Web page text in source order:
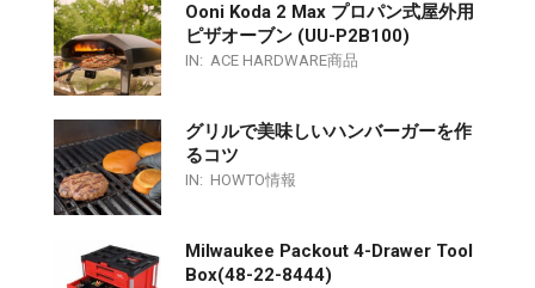
Ooni Koda 2 Max プロパン式屋外用
ピザオーブン (UU-P2B100)
IN: ACE HARDWARE商品
グリルで美味しいハンバーガーを作
るコツ
IN: HOWTO情報
Milwaukee Packout 4-Drawer Tool
Box(48-22-8444)